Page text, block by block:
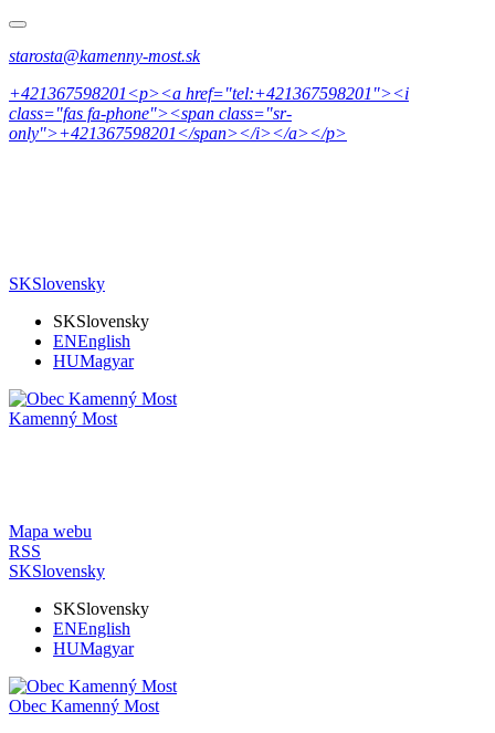
starosta@kamenny-most.sk
+421367598201<p><a href="tel:+421367598201"><i
class="fas fa-phone"><span class="sr-
only">+421367598201</span></i></a></p>
SKSlovensky
SKSlovensky
ENEnglish
HUMagyar
Kamenný Most
Mapa webu
RSS
SKSlovensky
SKSlovensky
ENEnglish
HUMagyar
Obec Kamenný Most